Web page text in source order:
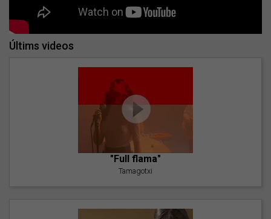
Últims videos
"Full flama"
Tamagotxi